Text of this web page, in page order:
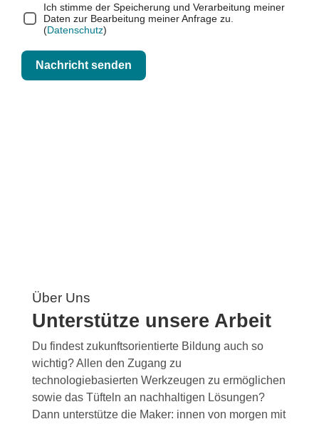
6+2=Ich stimme der Speicherung und Verarbeitung meiner
Daten zur Bearbeitung meiner Anfrage zu.
(Datenschutz)
Nachricht senden
Über Uns
Unterstütze unsere Arbeit
Du findest zukunftsorientierte Bildung auch so
wichtig? Allen den Zugang zu
technologiebasierten Werkzeugen zu ermöglichen
sowie das Tüfteln an nachhaltigen Lösungen?
Dann unterstütze die Maker: innen von morgen mit